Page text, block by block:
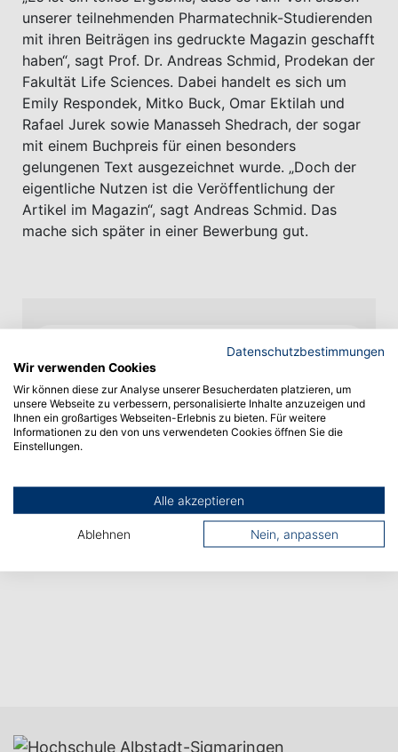
unserer teilnehmenden Pharmatechnik-Studierenden
mit ihren Beiträgen ins gedruckte Magazin geschafft
haben“, sagt Prof. Dr. Andreas Schmid, Prodekan der
Fakultät Life Sciences. Dabei handelt es sich um
Emily Respondek, Mitko Buck, Omar Ektilah und
Rafael Jurek sowie Manasseh Shedrach, der sogar
mit einem Buchpreis für einen besonders
gelungenen Text ausgezeichnet wurde. „Doch der
eigentliche Nutzen ist die Veröffentlichung der
Artikel im Magazin“, sagt Andreas Schmid. Das
mache sich später in einer Bewerbung gut.
Vorheriger Artikel
Nächster Artikel
Datenschutzbestimmungen
Wir verwenden Cookies
Wir können diese zur Analyse unserer Besucherdaten platzieren, um
unsere Webseite zu verbessern, personalisierte Inhalte anzuzeigen und
Ihnen ein großartiges Webseiten-Erlebnis zu bieten. Für weitere
Informationen zu den von uns verwendeten Cookies öffnen Sie die
Einstellungen.
Alle akzeptieren
Ablehnen Nein, anpassen